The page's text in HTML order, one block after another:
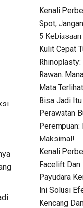
Kenali
Spot,
5
Kulit Cepat
Rhinoplasty:
Rawan,
Mata
Bisa Jadi
Perawatan
Perempuan:
Maksimal!
Kenali
Facelift Dan
Payudara
Ini Solusi
Kencang